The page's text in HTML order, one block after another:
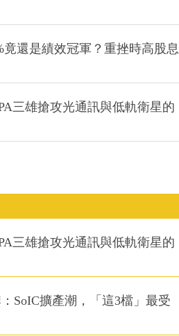
竟還是績效冠軍？重挫時高股息
三雄搶攻光通訊與低軌衛星的
三雄搶攻光通訊與低軌衛星的
SoIC擴產潮，「這3檔」最受